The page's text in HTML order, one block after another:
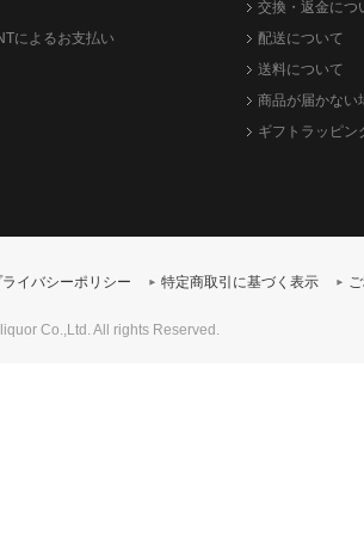
によるお支払い
交換・返金につ
配送について
送料について
商品が届かない
ギフトラッピン
ライバシーポリシー 特定商取引に基づく表示
Co.,Ltd. All rights Reserved.